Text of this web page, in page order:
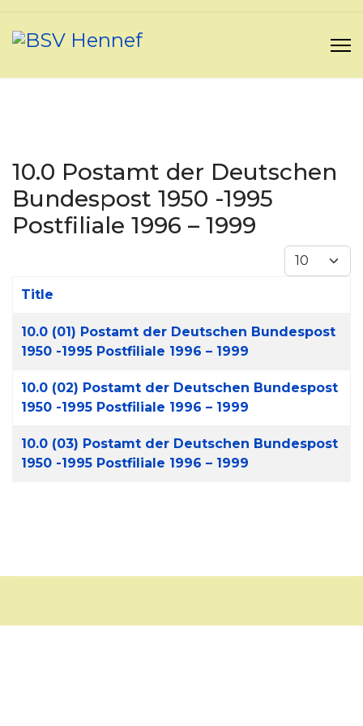
10.0 Postamt der Deutschen
Bundespost 1950 -1995
Postfiliale 1996 – 1999
Display #
Title
10.0 (01) Postamt der Deutschen Bundespost
1950 -1995 Postfiliale 1996 – 1999
10.0 (02) Postamt der Deutschen Bundespost
1950 -1995 Postfiliale 1996 – 1999
10.0 (03) Postamt der Deutschen Bundespost
1950 -1995 Postfiliale 1996 – 1999